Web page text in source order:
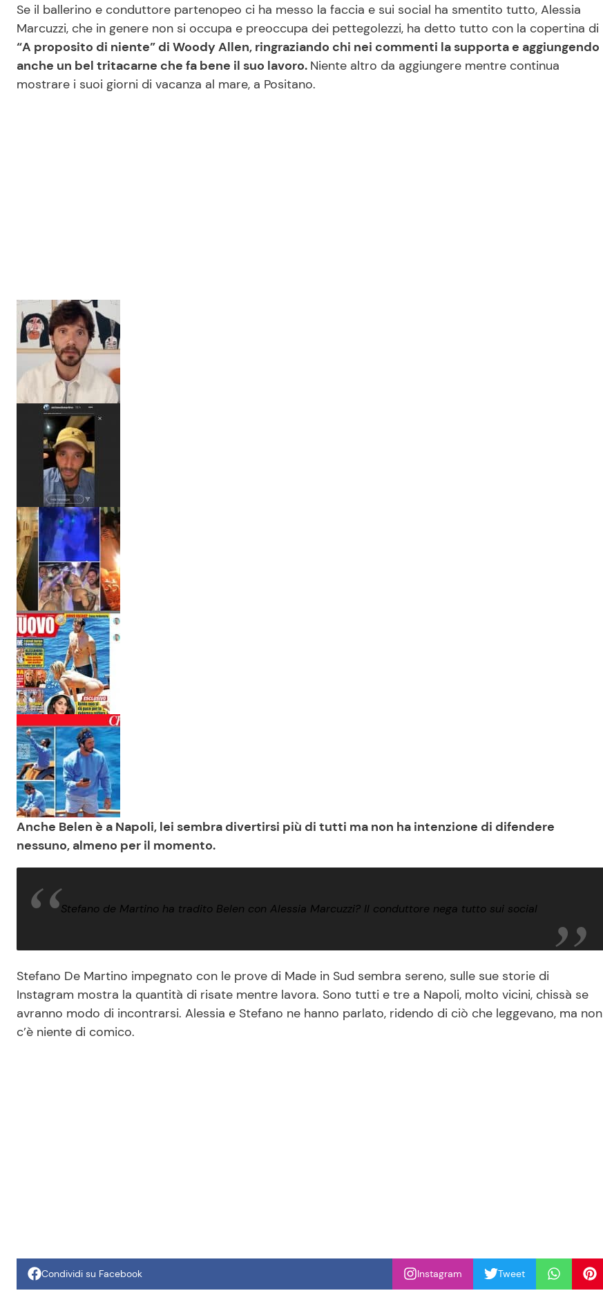
Se il ballerino e conduttore partenopeo ci ha messo la faccia e sui social ha smentito tutto, Alessia
Marcuzzi, che in genere non si occupa e preoccupa dei pettegolezzi, ha detto tutto con la copertina di
“A proposito di niente” di Woody Allen, ringraziando chi nei commenti la supporta e aggiungendo
anche un bel tritacarne che fa bene il suo lavoro. Niente altro da aggiungere mentre continua
mostrare i suoi giorni di vacanza al mare, a Positano.
Anche Belen è a Napoli, lei sembra divertirsi più di tutti ma non ha intenzione di difendere
nessuno, almeno per il momento.
Stefano de Martino ha tradito Belen con Alessia Marcuzzi? Il conduttore nega tutto sui social
Stefano De Martino impegnato con le prove di Made in Sud sembra sereno, sulle sue storie di
Instagram mostra la quantità di risate mentre lavora. Sono tutti e tre a Napoli, molto vicini, chissà se
avranno modo di incontrarsi. Alessia e Stefano ne hanno parlato, ridendo di ciò che leggevano, ma non
c’è niente di comico.
Condividi su Facebook Instagram Tweet